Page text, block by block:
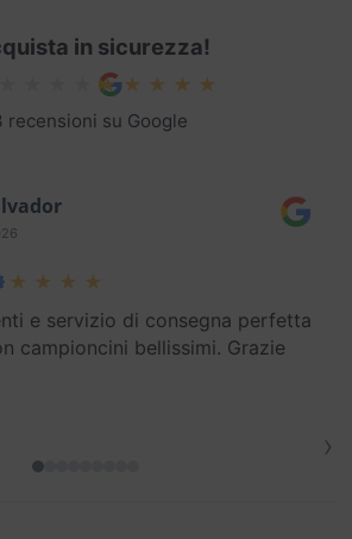
in sicurezza!
recensioni su Google
e servizio di consegna perfetta
campioncini bellissimi. Grazie
›